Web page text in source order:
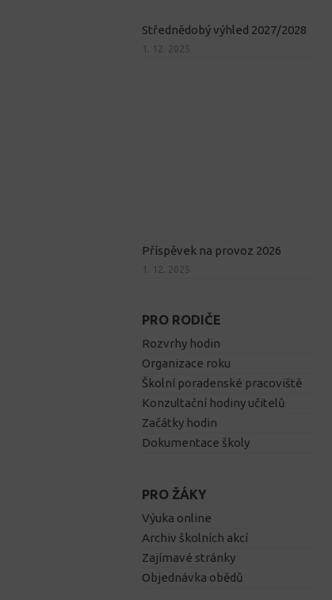
Střednědobý výhled 2027/2028
1. 12. 2025
Příspěvek na provoz 2026
1. 12. 2025
PRO RODIČE
Rozvrhy hodin
Organizace roku
Školní poradenské pracoviště
Konzultační hodiny učitelů
Začátky hodin
Dokumentace školy
PRO ŽÁKY
Výuka online
Archiv školních akcí
Zajímavé stránky
Objednávka obědů